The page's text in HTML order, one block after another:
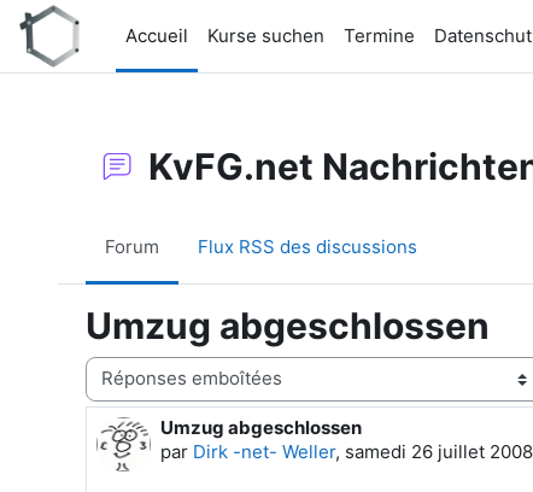
Passer au contenu principal
Accueil
Kurse suchen Termine
KvFG.net
Forum Flux RSS des discussions
Umzug abgeschlossen
Type d’affichage
Umzug abgeschlossen
par Dirk -net- Weller, samedi 26 juillet
Nombre de réponses : 0